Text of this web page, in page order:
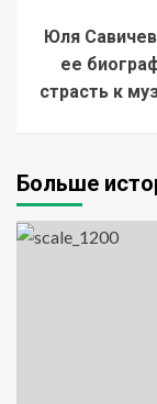
Юля
ее
страсть к
Больше